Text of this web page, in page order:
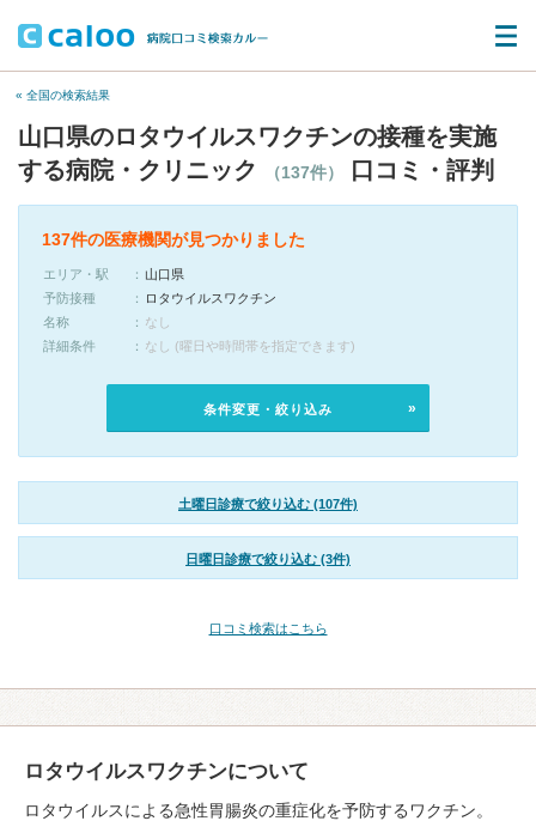
« 全国の検索結果
山口県のロタウイルスワクチンの接種を実施
する病院・クリニック
（137件） 口コミ・評判
137件の医療機関が見つかりました
エリア・駅
山口県
予防接種
ロタウイルスワクチン
名称
なし
詳細条件
なし (曜日や時間帯を指定できます)
条件変更・絞り込み
土曜日診療で絞り込む (107件)
日曜日診療で絞り込む (3件)
口コミ検索はこちら
ロタウイルスワクチンについて
ロタウイルスによる急性胃腸炎の重症化を予防するワクチン。